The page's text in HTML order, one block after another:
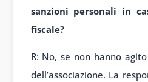
sanzioni personali in
fiscale?
R: No, se non hanno
dell’associazione. La